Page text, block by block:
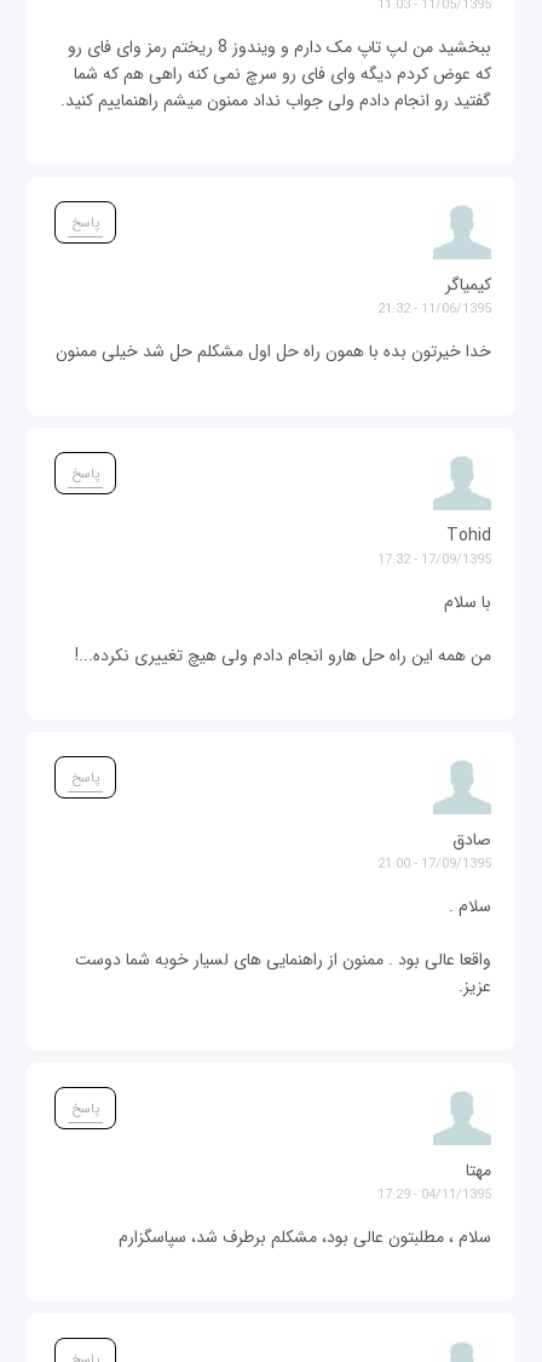
11/05/1395 - 11:03
ببخشید من لپ تاپ مک دارم و ویندوز 8 ریختم رمز وای فای رو
که عوض کردم دیگه وای فای رو سرچ نمی کنه راهی هم که شما
گفتید رو انجام دادم ولی جواب نداد ممنون میشم راهنماییم کنید.
پاسخ
کیمیاگر
11/06/1395 - 21:32
خدا خیرتون بده با همون راه حل اول مشکلم حل شد خیلی ممنون
پاسخ
Tohid
17/09/1395 - 17:32
با سلام
من همه این راه حل هارو انجام دادم ولی هیچ تغییری نکرده...!
پاسخ
صادق
17/09/1395 - 21:00
سلام .
واقعا عالی بود . ممنون از راهنمایی های لسیار خوبه شما دوست
عزیز.
پاسخ
مهتا
04/11/1395 - 17:29
سلام ، مطلبتون عالی بود، مشکلم برطرف شد، سپاسگزارم